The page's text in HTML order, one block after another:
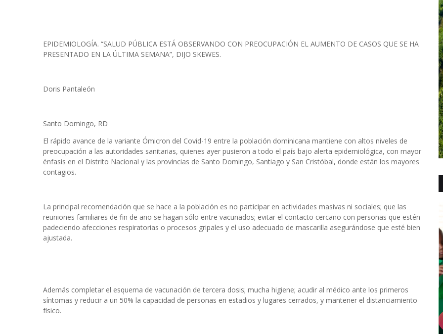
EPIDEMIOLOGÍA. “SALUD PÚBLICA ESTÁ OBSERVANDO CON PREOCUPACIÓN EL AUMENTO DE CASOS QUE SE HA
PRESENTADO EN LA ÚLTIMA SEMANA”, DIJO SKEWES.
Doris Pantaleón
Santo Domingo, RD
El rápido avance de la variante Ómicron del Covid-19 entre la población dominicana mantiene con altos niveles de
preocupación a las autoridades sanitarias, quienes ayer pusieron a todo el país bajo alerta epidemiológica, con mayor
énfasis en el Distrito Nacional y las provincias de Santo Domingo, Santiago y San Cristóbal, donde están los mayores
contagios.
La principal recomendación que se hace a la población es no participar en actividades masivas ni sociales; que las
reuniones familiares de fin de año se hagan sólo entre vacunados; evitar el contacto cercano con personas que estén
padeciendo afecciones respiratorias o procesos gripales y el uso adecuado de mascarilla asegurándose que esté bien
ajustada.
Además completar el esquema de vacunación de tercera dosis; mucha higiene; acudir al médico ante los primeros
síntomas y reducir a un 50% la capacidad de personas en estadios y lugares cerrados, y mantener el distanciamiento
físico.